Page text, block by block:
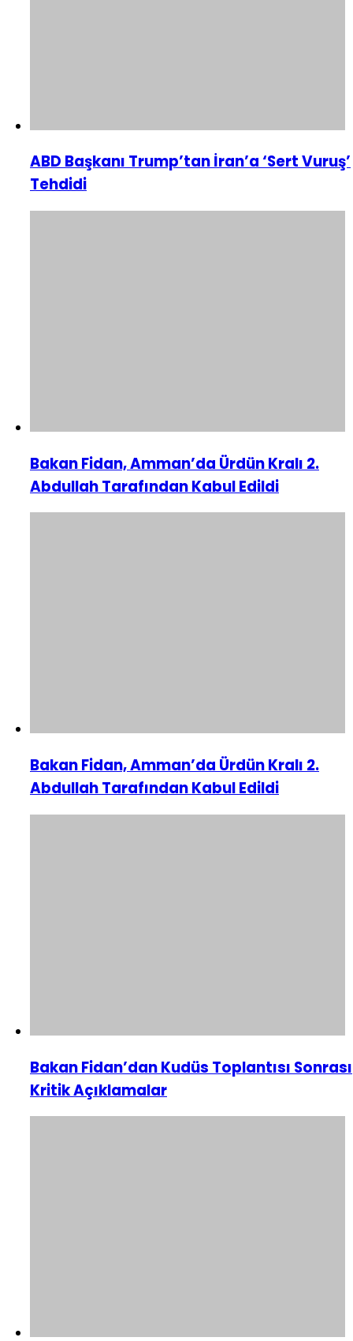
ABD Başkanı Trump’tan İran’a ‘Sert Vuruş’
Tehdidi
Bakan Fidan, Amman’da Ürdün Kralı 2.
Abdullah Tarafından Kabul Edildi
Bakan Fidan, Amman’da Ürdün Kralı 2.
Abdullah Tarafından Kabul Edildi
Bakan Fidan’dan Kudüs Toplantısı Sonrası
Kritik Açıklamalar